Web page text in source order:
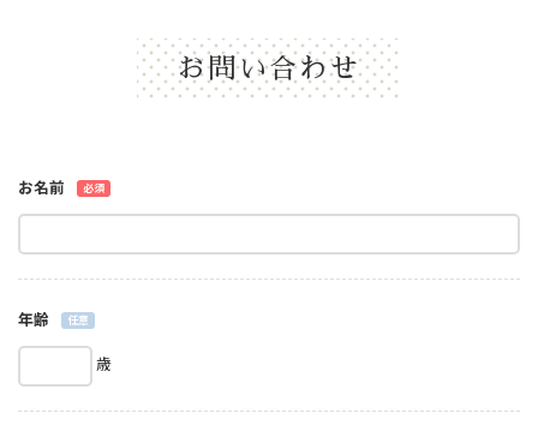
お問い合わせ
お名前 必須
年齢 任意
歳